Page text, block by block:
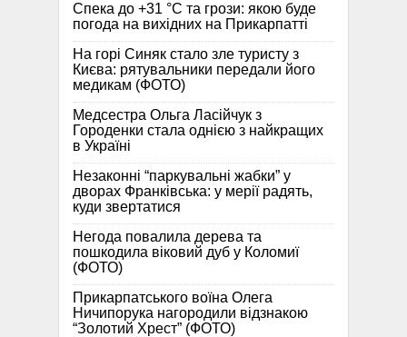
Спека до +31 °C та грози: якою буде
погода на вихідних на Прикарпатті
На горі Синяк стало зле туристу з
Києва: рятувальники передали його
медикам (ФОТО)
Медсестра Ольга Ласійчук з
Городенки стала однією з найкращих
в Україні
Незаконні “паркувальні жабки” у
дворах Франківська: у мерії радять,
куди звертатися
Негода повалила дерева та
пошкодила віковий дуб у Коломиї
(ФОТО)
Прикарпатського воїна Олега
Ничипорука нагородили відзнакою
“Золотий Хрест” (ФОТО)